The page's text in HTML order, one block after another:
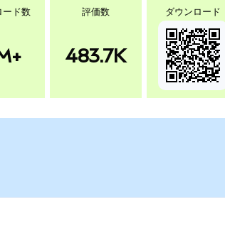
ード数 評価数
483.7K
ダウンロード